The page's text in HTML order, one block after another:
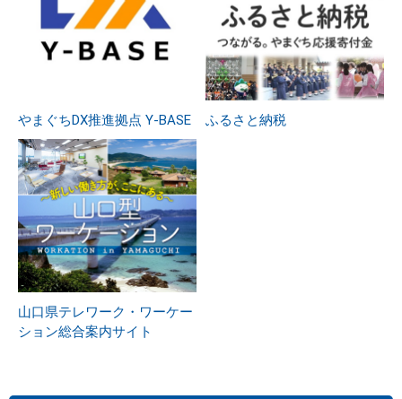
やまぐちDX推進拠点 Y-BASE ふるさと納税
山口県テレワーク・ワーケー
ション総合案内サイト